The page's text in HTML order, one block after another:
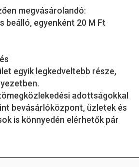
megvásárolandó:
beálló, egyenként 20 M Ft
egyik legkedveltebb része,
adottságokkal
bevásárlóközpont, üzletek és
is könnyedén elérhetők pár